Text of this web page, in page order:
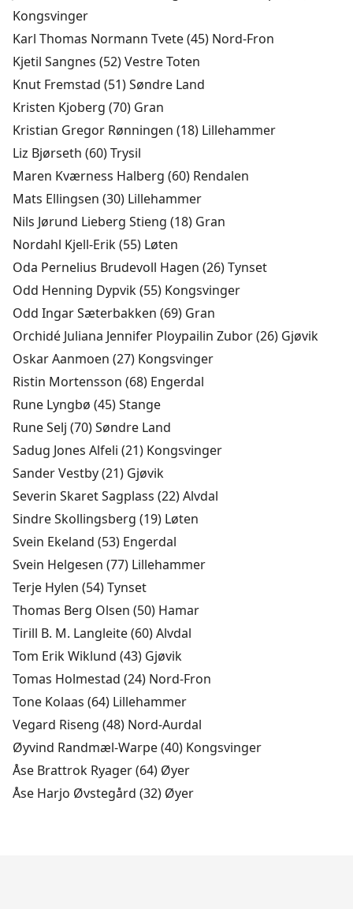
Kongsvinger
Karl Thomas Normann Tvete (45) Nord-Fron
Kjetil Sangnes (52) Vestre Toten
Knut Fremstad (51) Søndre Land
Kristen Kjoberg (70) Gran
Kristian Gregor Rønningen (18) Lillehammer
Liz Bjørseth (60) Trysil
Maren Kværness Halberg (60) Rendalen
Mats Ellingsen (30) Lillehammer
Nils Jørund Lieberg Stieng (18) Gran
Nordahl Kjell-Erik (55) Løten
Oda Pernelius Brudevoll Hagen (26) Tynset
Odd Henning Dypvik (55) Kongsvinger
Odd Ingar Sæterbakken (69) Gran
Orchidé Juliana Jennifer Ploypailin Zubor (26) Gjøvik
Oskar Aanmoen (27) Kongsvinger
Ristin Mortensson (68) Engerdal
Rune Lyngbø (45) Stange
Rune Selj (70) Søndre Land
Sadug Jones Alfeli (21) Kongsvinger
Sander Vestby (21) Gjøvik
Severin Skaret Sagplass (22) Alvdal
Sindre Skollingsberg (19) Løten
Svein Ekeland (53) Engerdal
Svein Helgesen (77) Lillehammer
Terje Hylen (54) Tynset
Thomas Berg Olsen (50) Hamar
Tirill B. M. Langleite (60) Alvdal
Tom Erik Wiklund (43) Gjøvik
Tomas Holmestad (24) Nord-Fron
Tone Kolaas (64) Lillehammer
Vegard Riseng (48) Nord-Aurdal
Øyvind Randmæl-Warpe (40) Kongsvinger
Åse Brattrok Ryager (64) Øyer
Åse Harjo Øvstegård (32) Øyer